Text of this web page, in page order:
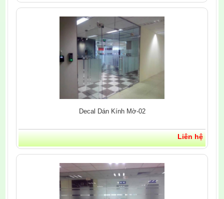
Decal Dán Kính Mờ-02
Liên hệ